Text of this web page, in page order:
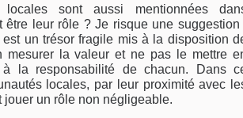
locales sont aussi mentionnées
être leur rôle ? Je risque une suggestion
un trésor fragile mis à la disposition
mesurer la valeur et ne pas le mettre
la responsabilité de chacun. Dans
locales, par leur proximité avec
un rôle non négligeable.